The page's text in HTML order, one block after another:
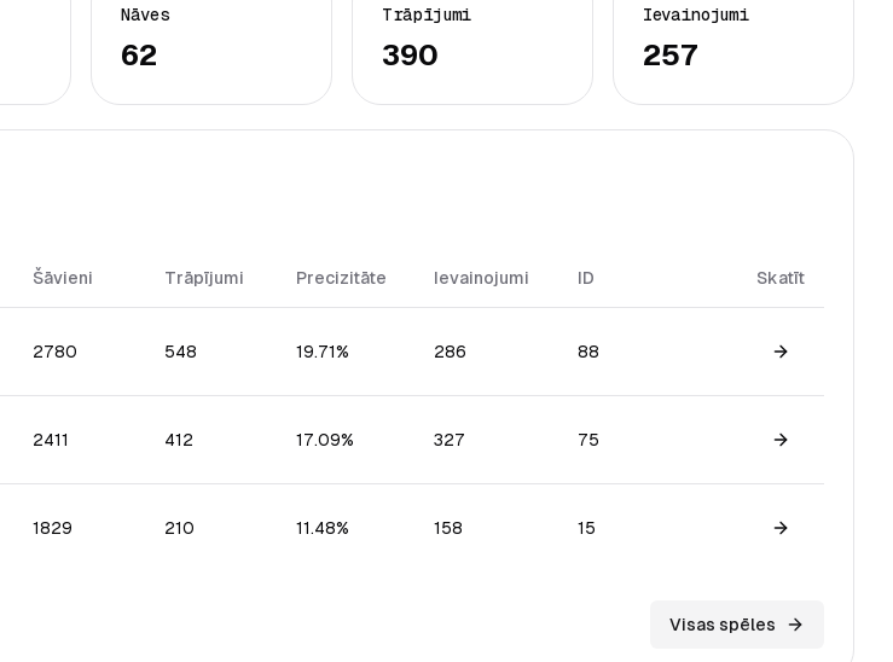
Nāves
62
Trāpījumi
390
Ievainojumi
257
Šāvieni Trāpījumi Precizitāte Ievainojumi ID Skatīt
2780 548 19.71% 286 88
View game
2411 412 17.09% 327 75
View game
1829 210 11.48% 158 15
View game
Visas spēles